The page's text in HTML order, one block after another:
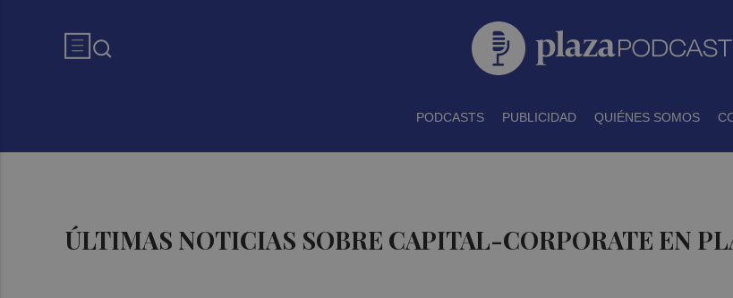
PODCASTS PUBLICIDAD QUIÉNES SOMOS
ÚLTIMAS NOTICIAS SOBRE CAPITAL-CORPORATE EN